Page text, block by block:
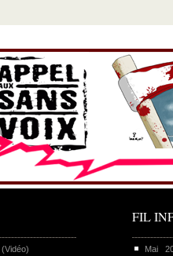
(Vidéo)
FIL
Mai